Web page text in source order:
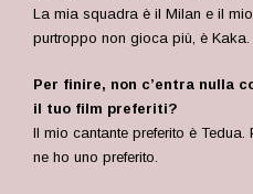
La mia squadra è il Milan e il
purtroppo non gioca più, è Kaka.
Per finire, non c’entra nulla
il tuo film preferiti?
Il mio cantante preferito è
ne ho uno preferito.